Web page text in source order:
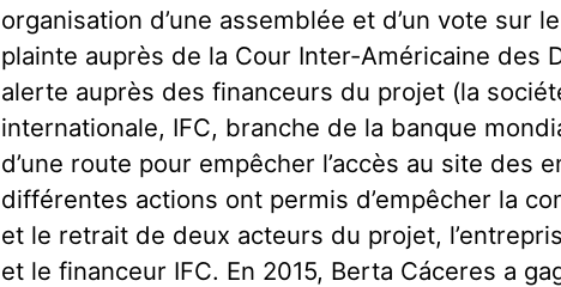
organisation d’une assemblée et d’un vote sur
plainte auprès de la Cour Inter-Américaine des
alerte auprès des financeurs du projet (la
internationale, IFC, branche de la banque
d’une route pour empêcher l’accès au site des
différentes actions ont permis d’empêcher la
et le retrait de deux acteurs du projet,
et le financeur IFC. En 2015, Berta Cáceres a